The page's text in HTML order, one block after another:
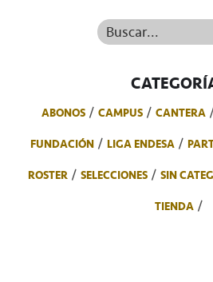
Buscar...
ABONOS CAMPUS CANTERA
FUNDACIÓN
LIGA ENDESA
ROSTER
SELECCIONES SIN
TIENDA